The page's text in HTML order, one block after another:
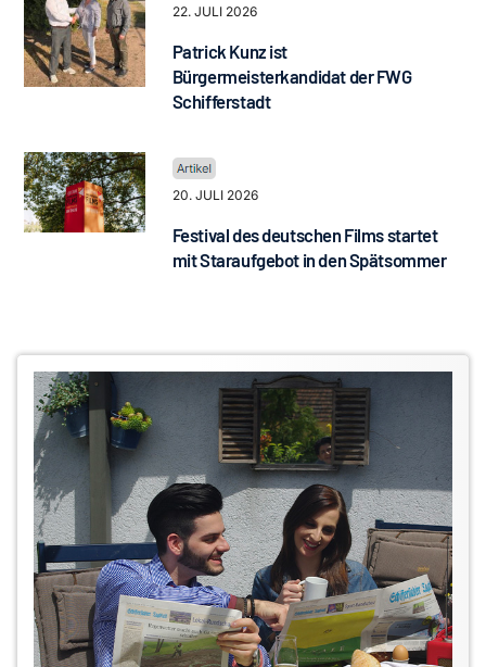
22. JULI 2026
Patrick Kunz ist
Bürgermeisterkandidat der FWG
Schifferstadt
20. JULI 2026
Festival des deutschen Films startet
mit Staraufgebot in den Spätsommer